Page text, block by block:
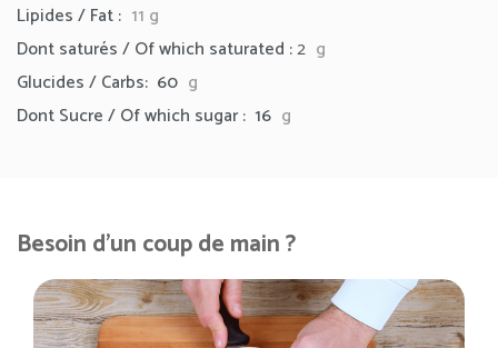
Lipides / Fat : 11 g
Dont saturés / Of which saturated :2 g
Glucides / Carbs: 60 g
Dont Sucre / Of which sugar : 16 g
Besoin d'un coup de main ?